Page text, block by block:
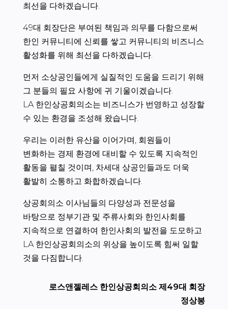
최선을 다하겠습니다.
49대 회장단은 부여된 책임과 의무를 다함으로써
한인 커뮤니티에 신뢰를 쌓고 커뮤니티의 비즈니스
활성화를 위해 최선을 다하겠습니다.
먼저 소상공인들에게 실질적인 도움을 드리기 위해
그 분들의 필요 사항에 귀 기울이겠습니다.
LA 한인상공회의소는 비즈니스가 번영하고 성장할
수 있는 환경을 조성해 왔습니다.
우리는 이러한 유산을 이어가며, 회원들이
변화하는 경제 환경에 대비할 수 있도록 지속적인
활동을 펼칠 것이며, 차세대 상공인들과도 더욱
활발히 소통하고 화합하겠습니다.
상공회의소 이사님들의 다양성과 전문성을
바탕으로 정부기관 및 주류사회와 한인사회를
지속적으로 연결하여 한인사회의 발전을 도모하고
LA 한인상공회의소의 위상을 높이도록 힘써 일할
것을 다짐합니다.
로스앤젤레스 한인상공회의소 제49대 회장
정상봉